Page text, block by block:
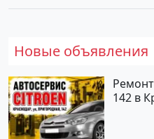
Новые объявления
142 в